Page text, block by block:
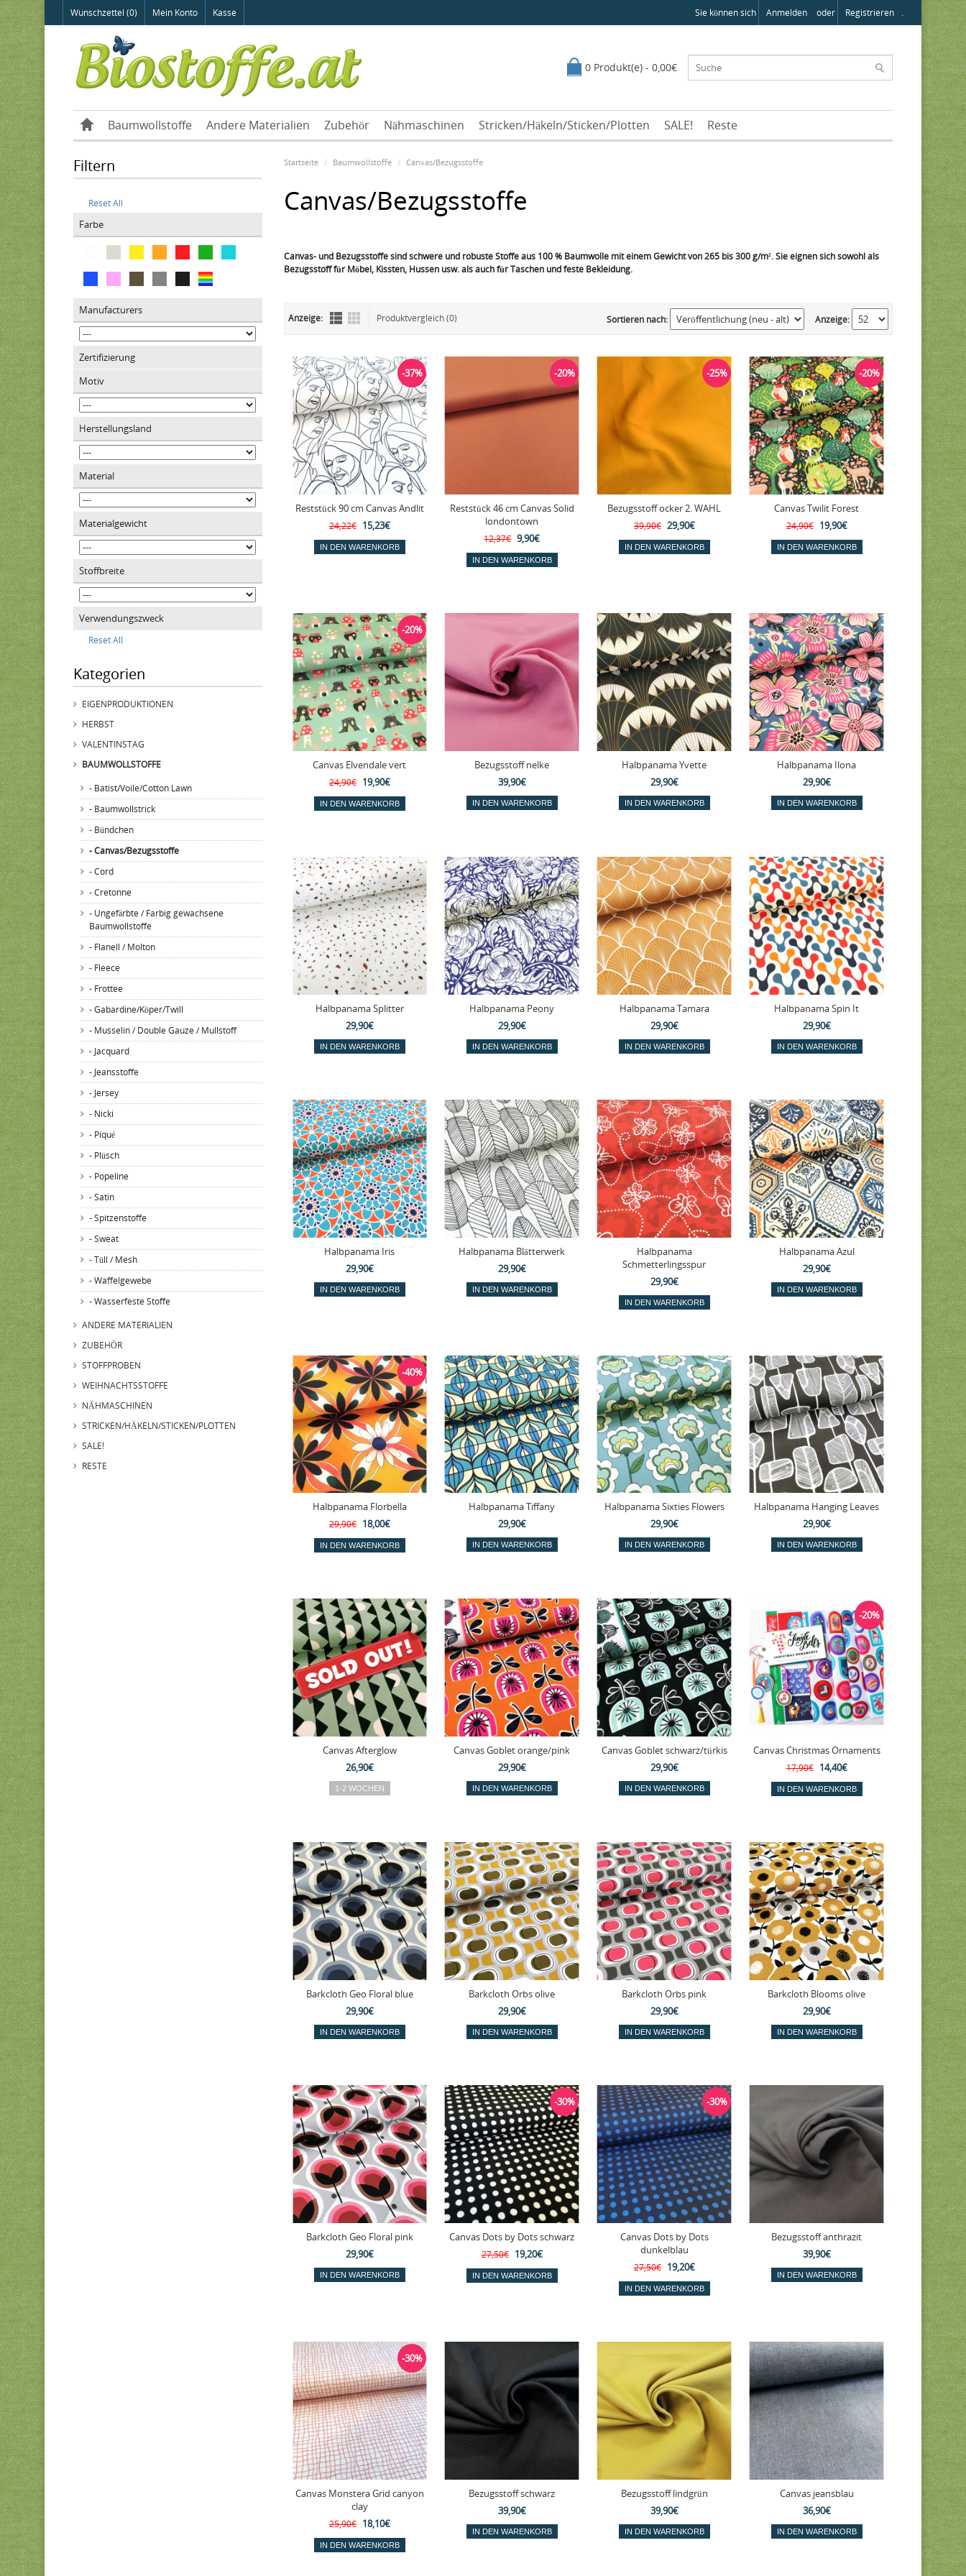
Wunschzettel (0) Mein Konto Kasse Sie können sich Anmelden oder Registrieren .
0 Produkt(e) - 0,00€
Baumwollstoffe Andere Materialien Zubehör Nähmaschinen Stricken/Häkeln/Sticken/Plotten SALE! Reste
Filtern
Reset All
Farbe
Manufacturers
Zertifizierung
Motiv
Herstellungsland
Material
Materialgewicht
Stoffbreite
Verwendungszweck
Reset All
Kategorien
EIGENPRODUKTIONEN
HERBST
VALENTINSTAG
BAUMWOLLSTOFFE
- Batist/Voile/Cotton Lawn
- Baumwollstrick
- Bündchen
- Canvas/Bezugsstoffe
- Cord
- Cretonne
- Ungefärbte / Farbig gewachsene
Baumwollstoffe
- Flanell / Molton
- Fleece
- Frottee
- Gabardine/Köper/Twill
- Musselin / Double Gauze / Mullstoff
- Jacquard
- Jeansstoffe
- Jersey
- Nicki
- Piqué
- Plüsch
- Popeline
- Satin
- Spitzenstoffe
- Sweat
- Tüll / Mesh
- Waffelgewebe
- Wasserfeste Stoffe
ANDERE MATERIALIEN
ZUBEHÖR
STOFFPROBEN
WEIHNACHTSSTOFFE
NÄHMASCHINEN
STRICKEN/HÄKELN/STICKEN/PLOTTEN
SALE!
RESTE
Startseite Baumwollstoffe Canvas/Bezugsstoffe
Canvas/Bezugsstoffe
Canvas- und Bezugsstoffe sind schwere und robuste Stoffe aus 100 % Baumwolle mit einem Gewicht von 265 bis 300 g/m². Sie eignen sich sowohl als
Bezugsstoff für Möbel, Kissten, Hussen usw. als auch für Taschen und feste Bekleidung.
Anzeige: Produktvergleich (0) Anzeige:
Sortieren nach:
Reststück 90 cm Canvas Andlit
24,22€ 15,23€
-37%
Reststück 46 cm Canvas Solid
londontown
12,37€ 9,90€
-20%
Bezugsstoff ocker 2. WAHL
39,90€ 29,90€
-25%
Canvas Twilit Forest
24,90€ 19,90€
-20%
Canvas Elvendale vert
24,90€ 19,90€
-20%
Bezugsstoff nelke
39,90€
Halbpanama Yvette
29,90€
Halbpanama Ilona
29,90€
Halbpanama Splitter
29,90€
Halbpanama Peony
29,90€
Halbpanama Tamara
29,90€
Halbpanama Spin It
29,90€
Halbpanama Iris
29,90€
Halbpanama Blätterwerk
29,90€
Halbpanama
Schmetterlingsspur
29,90€
Halbpanama Azul
29,90€
Halbpanama Florbella
29,90€ 18,00€
-40%
Halbpanama Tiffany
29,90€
Halbpanama Sixties Flowers
29,90€
Halbpanama Hanging Leaves
29,90€
Canvas Afterglow
26,90€
Canvas Goblet orange/pink
29,90€
Canvas Goblet schwarz/türkis
29,90€
Canvas Christmas Ornaments
17,90€ 14,40€
-20%
Barkcloth Geo Floral blue
29,90€
Barkcloth Orbs olive
29,90€
Barkcloth Orbs pink
29,90€
Barkcloth Blooms olive
29,90€
Barkcloth Geo Floral pink
29,90€
Canvas Dots by Dots schwarz
27,50€ 19,20€
-30%
Canvas Dots by Dots
dunkelblau
27,50€ 19,20€
-30%
Bezugsstoff anthrazit
39,90€
Canvas Monstera Grid canyon
clay
25,90€ 18,10€
-30%
Bezugsstoff schwarz
39,90€
Bezugsstoff lindgrün
39,90€
Canvas jeansblau
36,90€